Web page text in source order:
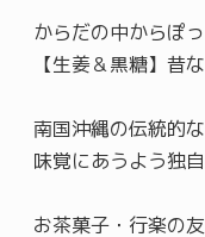
からだの中からぽ
【生姜＆黒糖】昔
南国沖縄の伝統的
味覚にあうよう独
お茶菓子・行楽の